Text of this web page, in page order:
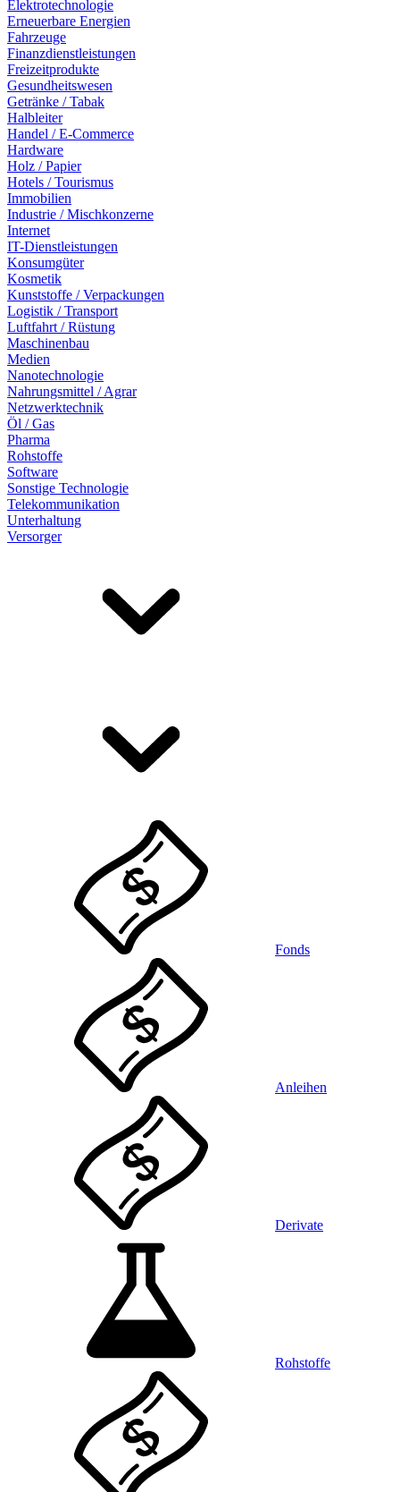
Elektrotechnologie
Erneuerbare Energien
Fahrzeuge
Finanzdienstleistungen
Freizeitprodukte
Gesundheitswesen
Getränke / Tabak
Halbleiter
Handel / E-Commerce
Hardware
Holz / Papier
Hotels / Tourismus
Immobilien
Industrie / Mischkonzerne
Internet
IT-Dienstleistungen
Konsumgüter
Kosmetik
Kunststoffe / Verpackungen
Logistik / Transport
Luftfahrt / Rüstung
Maschinenbau
Medien
Nanotechnologie
Nahrungsmittel / Agrar
Netzwerktechnik
Öl / Gas
Pharma
Rohstoffe
Software
Sonstige Technologie
Telekommunikation
Unterhaltung
Versorger
Fonds
Anleihen
Derivate
Rohstoffe